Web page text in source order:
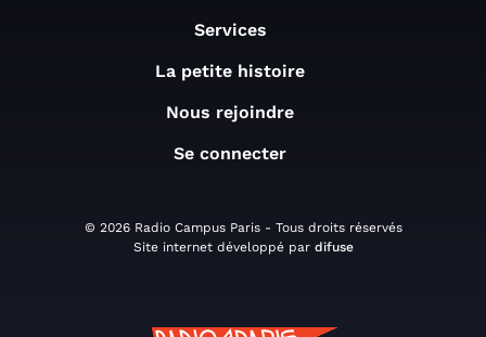
Services
La petite histoire
Nous rejoindre
Se connecter
© 2026 Radio Campus Paris - Tous droits réservés
Site internet développé par difuse